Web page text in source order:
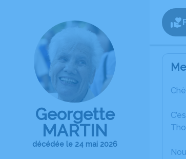
Georgette
MARTIN
décédée le 24 mai 2026